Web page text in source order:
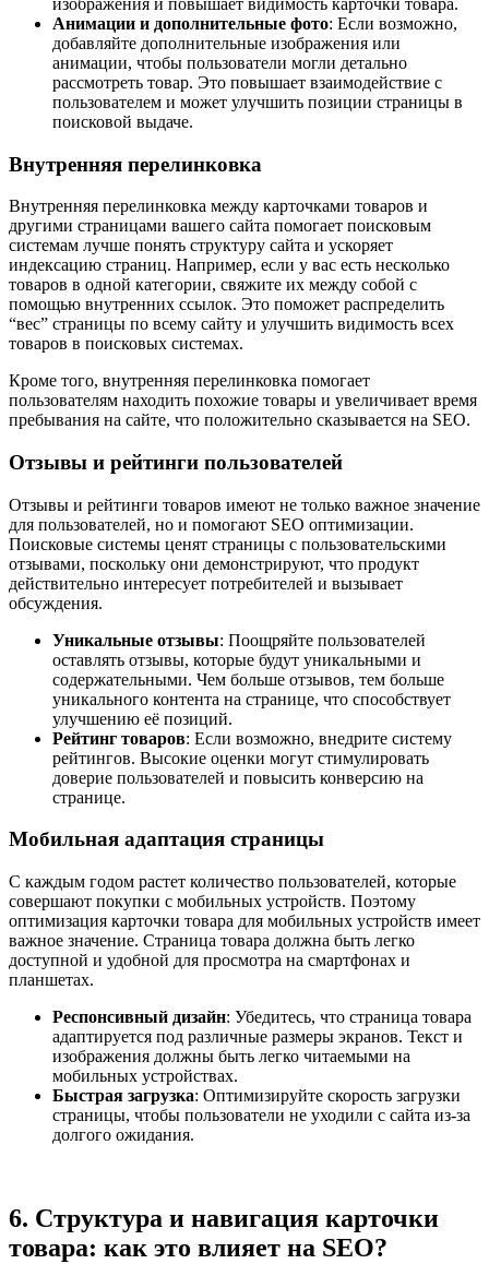
Анимации и дополнительные фото: Если возможно,
добавляйте дополнительные изображения или
анимации, чтобы пользователи могли детально
рассмотреть товар. Это повышает взаимодействие с
пользователем и может улучшить позиции страницы в
поисковой выдаче.
Внутренняя перелинковка
Внутренняя перелинковка между карточками товаров и
другими страницами вашего сайта помогает поисковым
системам лучше понять структуру сайта и ускоряет
индексацию страниц. Например, если у вас есть несколько
товаров в одной категории, свяжите их между собой с
помощью внутренних ссылок. Это поможет распределить
“вес” страницы по всему сайту и улучшить видимость всех
товаров в поисковых системах.
Кроме того, внутренняя перелинковка помогает
пользователям находить похожие товары и увеличивает время
пребывания на сайте, что положительно сказывается на SEO.
Отзывы и рейтинги пользователей
Отзывы и рейтинги товаров имеют не только важное значение
для пользователей, но и помогают SEO оптимизации.
Поисковые системы ценят страницы с пользовательскими
отзывами, поскольку они демонстрируют, что продукт
действительно интересует потребителей и вызывает
обсуждения.
Уникальные отзывы: Поощряйте пользователей
оставлять отзывы, которые будут уникальными и
содержательными. Чем больше отзывов, тем больше
уникального контента на странице, что способствует
улучшению её позиций.
Рейтинг товаров: Если возможно, внедрите систему
рейтингов. Высокие оценки могут стимулировать
доверие пользователей и повысить конверсию на
странице.
Мобильная адаптация страницы
С каждым годом растет количество пользователей, которые
совершают покупки с мобильных устройств. Поэтому
оптимизация карточки товара для мобильных устройств имеет
важное значение. Страница товара должна быть легко
доступной и удобной для просмотра на смартфонах и
планшетах.
Респонсивный дизайн: Убедитесь, что страница товара
адаптируется под различные размеры экранов. Текст и
изображения должны быть легко читаемыми на
мобильных устройствах.
Быстрая загрузка: Оптимизируйте скорость загрузки
страницы, чтобы пользователи не уходили с сайта из-за
долгого ожидания.
6. Структура и навигация карточки
товара: как это влияет на SEO?